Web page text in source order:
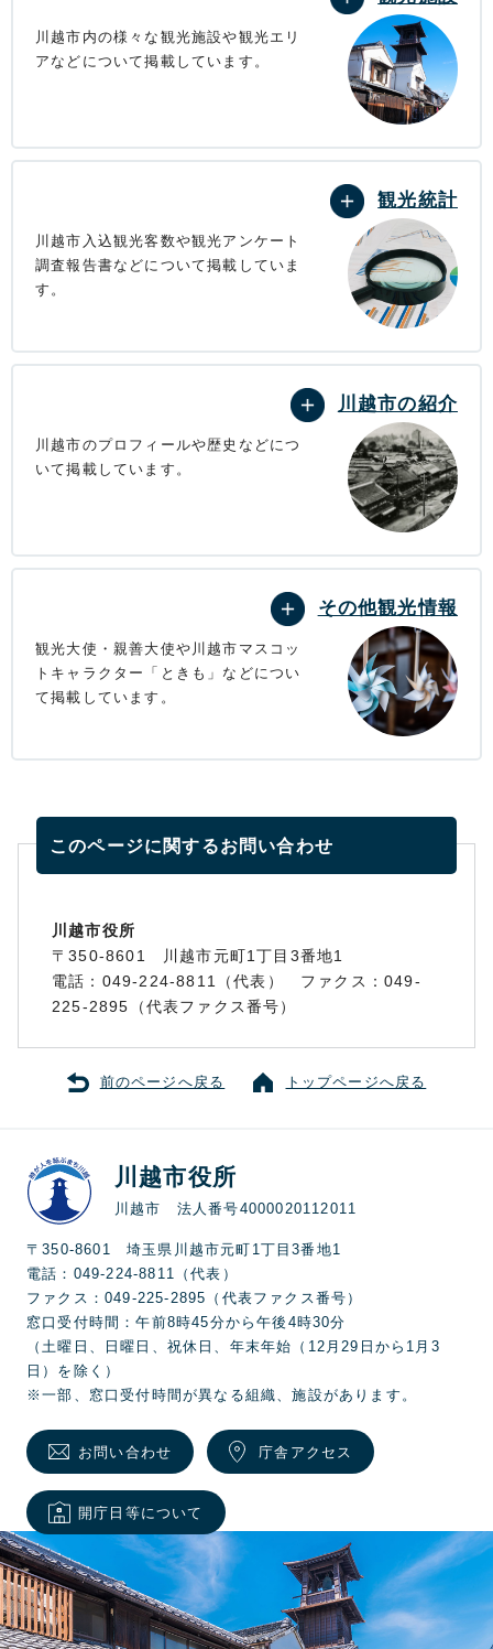
川越市内の様々な観光施設や観光エリ
アなどについて掲載しています。
観光統計
川越市入込観光客数や観光アンケート
調査報告書などについて掲載していま
す。
川越市の紹介
川越市のプロフィールや歴史などにつ
いて掲載しています。
その他観光情報
観光大使・親善大使や川越市マスコッ
トキャラクター「ときも」などについ
て掲載しています。
このページに関するお問い合わせ
川越市役所
〒350-8601 川越市元町1丁目3番地1
電話：049-224-8811（代表） ファクス：049-
225-2895（代表ファクス番号）
前のページへ戻る トップページへ戻る
川越市役所
川越市 法人番号4000020112011
〒350-8601 埼玉県川越市元町1丁目3番地1
電話：049-224-8811（代表）
ファクス：049-225-2895（代表ファクス番号）
窓口受付時間：午前8時45分から午後4時30分
（土曜日、日曜日、祝休日、年末年始（12月29日から1月3
日）を除く）
※一部、窓口受付時間が異なる組織、施設があります。
お問い合わせ 庁舎アクセス
開庁日等について